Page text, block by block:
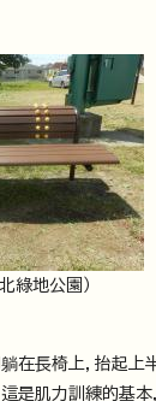
綠地公園）
在長椅上，抬起上
是肌力訓練的基